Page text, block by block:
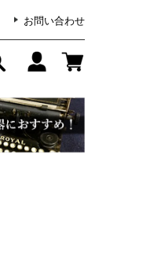
お問い合わせ